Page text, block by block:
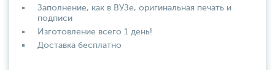
Заполнение, как в ВУЗе, оригинальная печать и
подписи
Изготовление всего 1 день!
Доставка бесплатно